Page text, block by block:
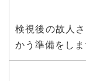
検視後の故人
かう準備をしま